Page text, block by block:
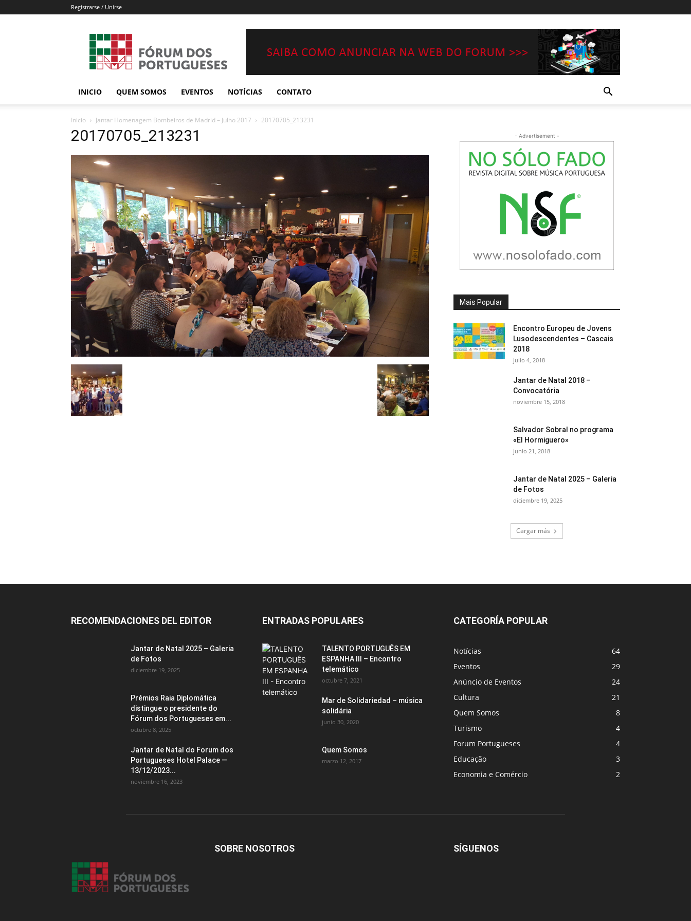
Registrarse / Unirse
Portugueses
INICIO QUEM SOMOS EVENTOS NOTÍCIAS CONTATO
Inicio Jantar Homenagem Bombeiros de Madrid – Julho 2017 20170705_213231
20170705_213231 - Advertisement -
Mais Popular
Encontro Europeu de Jovens
Lusodescendentes – Cascais
2018
julio 4, 2018
Jantar de Natal 2018 –
Convocatória
noviembre 15, 2018
Salvador Sobral no programa
«El Hormiguero»
junio 21, 2018
Jantar de Natal 2025 – Galeria
de Fotos
diciembre 19, 2025
Cargar más
RECOMENDACIONES DEL EDITOR
Jantar de Natal 2025 – Galeria
de Fotos
diciembre 19, 2025
Prémios Raia Diplomática
distingue o presidente do
Fórum dos Portugueses em...
octubre 8, 2025
Jantar de Natal do Forum dos
Portugueses Hotel Palace —
13/12/2023...
noviembre 16, 2023
ENTRADAS POPULARES
TALENTO PORTUGUÊS EM
ESPANHA III – Encontro
telemático
octubre 7, 2021
Mar de Solidariedad – música
solidária
junio 30, 2020
Quem Somos
marzo 12, 2017
CATEGORÍA POPULAR
Notícias
64
Eventos
29
Anúncio de Eventos
24
Cultura
21
Quem Somos
8
Turismo
4
Forum Portugueses
4
Educação
3
Economia e Comércio
2
SOBRE NOSOTROS SÍGUENOS